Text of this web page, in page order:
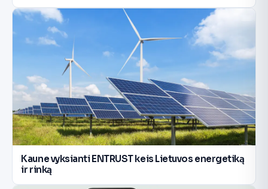
Kaune vyksianti ENTRUST keis Lietuvos energetiką
ir rinką